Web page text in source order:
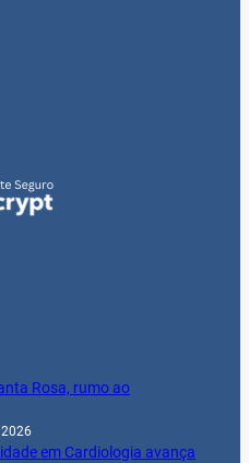
Rosa, rumo ao
em Cardiologia avança